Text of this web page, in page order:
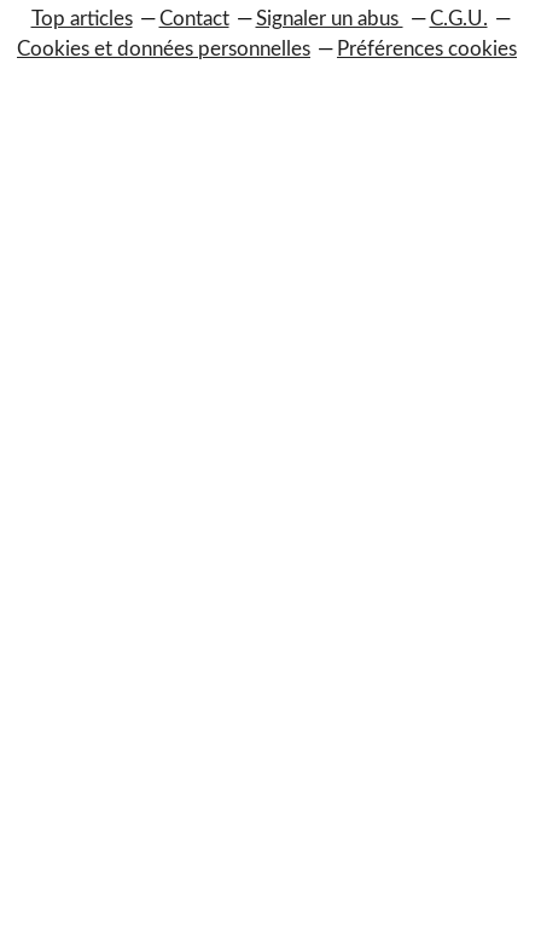
Top articles Contact Signaler un abus
C.G.U.
Cookies et données personnelles
Préférences cookies